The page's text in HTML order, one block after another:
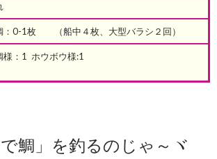
：0-1枚 （船中４枚、大型バラシ２回）
様：1 ホウボウ様:1
鯛」を釣るのじゃ～ヾ